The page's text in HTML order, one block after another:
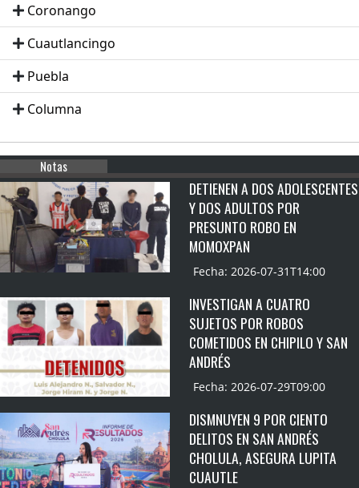
Coronango
Cuautlancingo
Puebla
Columna
Notas
DETIENEN A DOS ADOLESCENTES
Y DOS ADULTOS POR
PRESUNTO ROBO EN
MOMOXPAN
Fecha: 2026-07-31T14:00
INVESTIGAN A CUATRO
SUJETOS POR ROBOS
COMETIDOS EN CHIPILO Y SAN
ANDRÉS
Fecha: 2026-07-29T09:00
DISMNUYEN 9 POR CIENTO
DELITOS EN SAN ANDRÉS
CHOLULA, ASEGURA LUPITA
CUAUTLE